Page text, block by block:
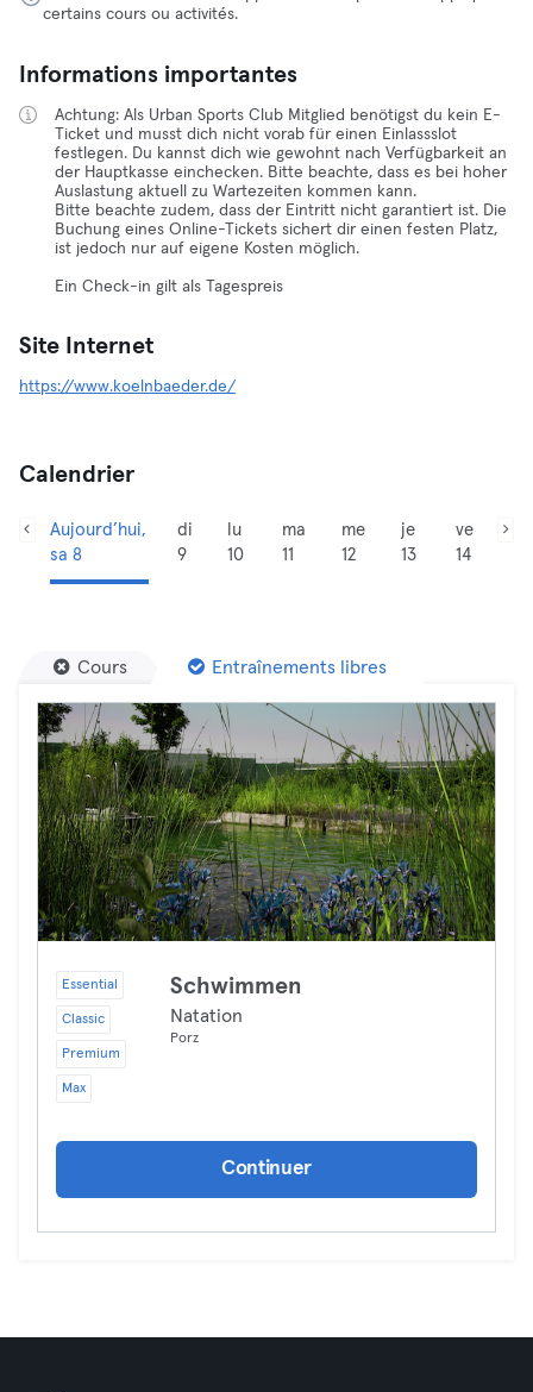
certains cours ou activités.
Informations importantes
Achtung: Als Urban Sports Club Mitglied benötigst du kein E-
Ticket und musst dich nicht vorab für einen Einlassslot
festlegen. Du kannst dich wie gewohnt nach Verfügbarkeit an
der Hauptkasse einchecken. Bitte beachte, dass es bei hoher
Auslastung aktuell zu Wartezeiten kommen kann.
Bitte beachte zudem, dass der Eintritt nicht garantiert ist. Die
Buchung eines Online-Tickets sichert dir einen festen Platz,
ist jedoch nur auf eigene Kosten möglich.
Ein Check-in gilt als Tagespreis
Site Internet
https://www.koelnbaeder.de/
Calendrier
Aujourd’hui,
sa 8
di
9
lu
10
ma
11
me
12
je
13
ve
14
Cours Entraînements libres
Essential
Classic
Premium
Max
Schwimmen
Natation
Porz
Continuer